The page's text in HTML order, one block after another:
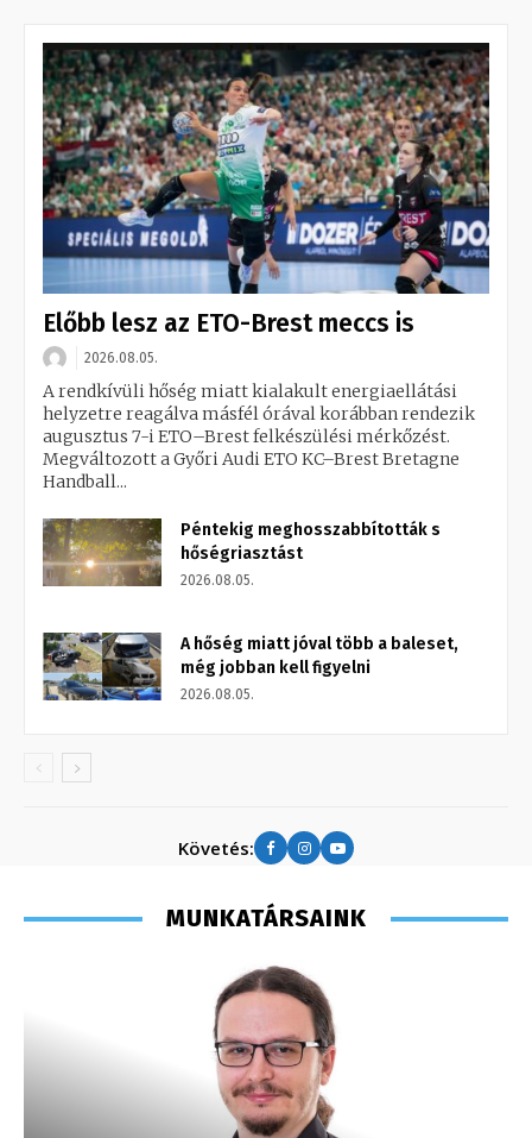
Előbb lesz az ETO-Brest meccs is
2026.08.05.
A rendkívüli hőség miatt kialakult energiaellátási
helyzetre reagálva másfél órával korábban rendezik
augusztus 7-i ETO–Brest felkészülési mérkőzést.
Megváltozott a Győri Audi ETO KC–Brest Bretagne
Handball...
Péntekig meghosszabbították s
hőségriasztást
2026.08.05.
A hőség miatt jóval több a baleset,
még jobban kell figyelni
2026.08.05.
Követés:
MUNKATÁRSAINK